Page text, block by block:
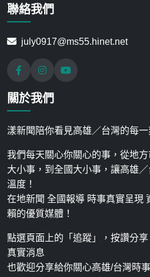
聯絡我們
july0917@ms55.hinet.net
關於我們
漾新聞陪你看見高雄／台灣的每一
我們每天關心你關心的事，從地
大小事，到全國大小事，讓高雄
溫度！
在地新聞 全國報導 時事真實呈現
賴的優質媒體！
點選頁面上的「追蹤」，按讚分
真實消息
也歡迎分享給你關心高雄/台灣時事